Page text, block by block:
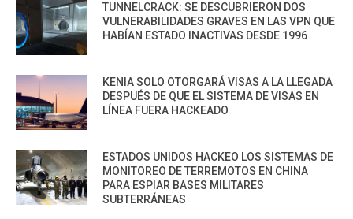
TUNNELCRACK: SE DESCUBRIERON DOS
VULNERABILIDADES GRAVES EN LAS VPN QUE
HABÍAN ESTADO INACTIVAS DESDE 1996
KENIA SOLO OTORGARÁ VISAS A LA LLEGADA
DESPUÉS DE QUE EL SISTEMA DE VISAS EN
LÍNEA FUERA HACKEADO
ESTADOS UNIDOS HACKEO LOS SISTEMAS DE
MONITOREO DE TERREMOTOS EN CHINA
PARA ESPIAR BASES MILITARES
SUBTERRÁNEAS